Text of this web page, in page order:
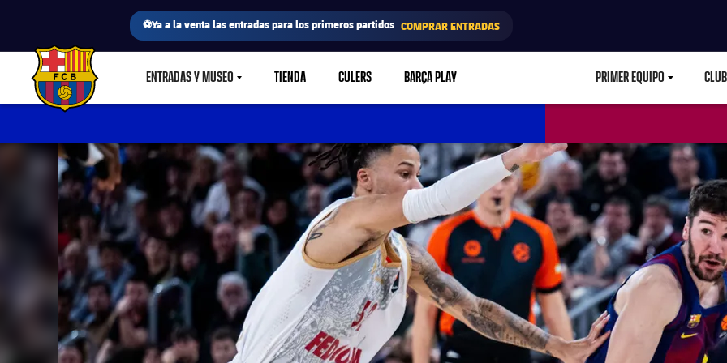
⚽Ya a la venta las entradas para los primeros partidos COMPRAR ENTRADAS
FC Barcelona club badge ENTRADAS Y MUSEOLABEL.SHARE.CARETDOWN
TIENDA CULERS BARÇA PLAY PRIMER EQUIPO CLUB